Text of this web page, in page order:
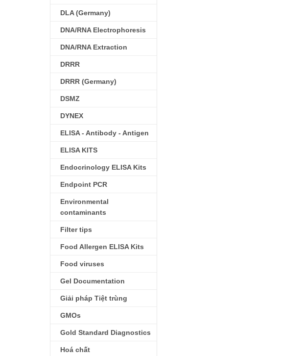
DLA (Germany)
DNA/RNA Electrophoresis
DNA/RNA Extraction
DRRR
DRRR (Germany)
DSMZ
DYNEX
ELISA - Antibody - Antigen
ELISA KITS
Endocrinology ELISA Kits
Endpoint PCR
Environmental
contaminants
Filter tips
Food Allergen ELISA Kits
Food viruses
Gel Documentation
Giải pháp Tiệt trùng
GMOs
Gold Standard Diagnostics
Hoá chất